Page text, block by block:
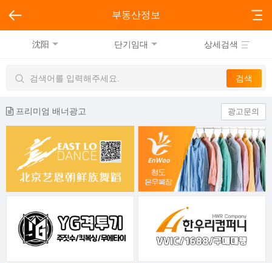
부동산정보
沈阳 단기임대 상세검색
프리미엄 배너광고 광고문의